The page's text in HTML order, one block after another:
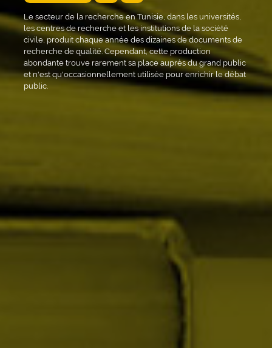
Le secteur de la recherche en Tunisie, dans les universités,
les centres de recherche et les institutions de la société
civile, produit chaque année des dizaines de documents de
recherche de qualité. Cependant, cette production
abondante trouve rarement sa place auprès du grand public
et n'est qu'occasionnellement utilisée pour enrichir le débat
public.